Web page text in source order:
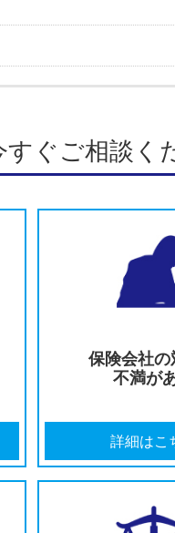
徹底解説
解説
は今すぐ